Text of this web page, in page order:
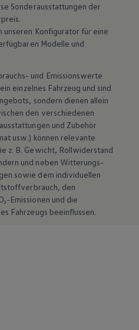
Sonderausstattungen der
unseren Konfigurator für eine
Modelle und
und Emissionswerte
einzelnes Fahrzeug und sind
sondern dienen allein
den verschiedenen
und Zubehör
usw.) können relevante
z. B. Gewicht, Rollwiderstand
und neben Witterungs-
sowie dem individuellen
den
Emissionen und die
Fahrzeugs beeinflussen.